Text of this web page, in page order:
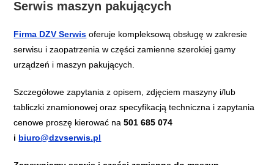
Serwis maszyn pakujących
Firma DZV Serwis oferuje kompleksową obsługę w zakresie
serwisu i zaopatrzenia w części zamienne szerokiej gamy
urządzeń i maszyn pakujących.
​Szczegółowe zapytania z opisem, zdjęciem maszyny i/lub
tabliczki znamionowej oraz specyfikacją techniczna i zapytania
cenowe proszę kierować na501 685 074
i biuro@dzvserwis.pl